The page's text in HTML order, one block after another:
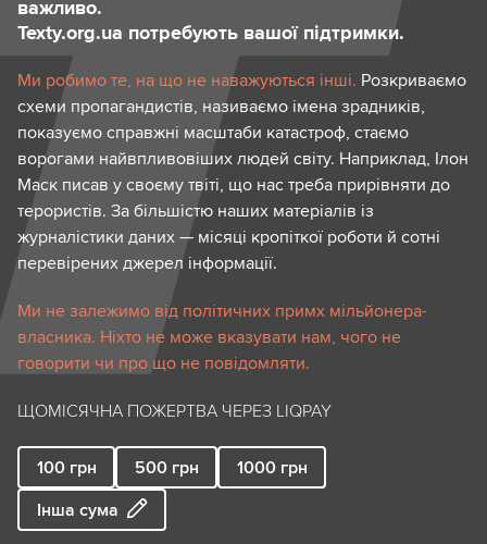
важливо.
Texty.org.ua потребують вашої підтримки.
Ми робимо те, на що не наважуються інші. Розкриваємо
схеми пропагандистів, називаємо імена зрадників,
показуємо справжні масштаби катастроф, стаємо
ворогами найвпливовіших людей світу. Наприклад, Ілон
Маск писав у своєму твіті, що нас треба прирівняти до
терористів. За більшістю наших матеріалів із
журналістики даних — місяці кропіткої роботи й сотні
перевірених джерел інформації.
Ми не залежимо від політичних примх мільйонера-
власника. Ніхто не може вказувати нам, чого не
говорити чи про що не повідомляти.
ЩОМІСЯЧНА ПОЖЕРТВА ЧЕРЕЗ LIQPAY
100 грн 500 грн 1000 грн
Інша сума